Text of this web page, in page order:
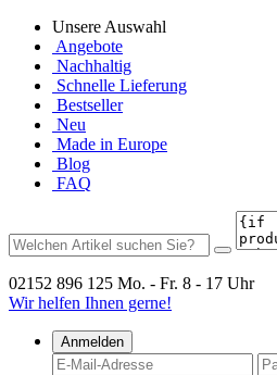
Unsere Auswahl
Angebote
Nachhaltig
Schnelle Lieferung
Bestseller
Neu
Made in Europe
Blog
FAQ
02152 896 125 Mo. - Fr. 8 - 17 Uhr
Wir helfen Ihnen gerne!
Anmelden